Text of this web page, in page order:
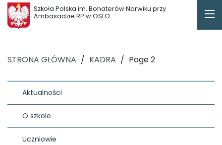
Szkoła Polska im. Bohaterów Narwiku przy
Ambasadzie RP w OSLO
STRONA GŁÓWNA / KADRA / Page 2
Aktualności
O szkole
Uczniowie